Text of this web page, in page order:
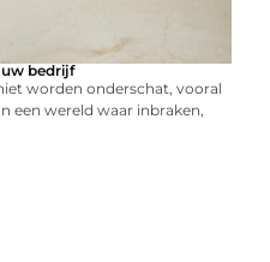
uw bedrijf
worden onderschat, vooral
een wereld waar inbraken,